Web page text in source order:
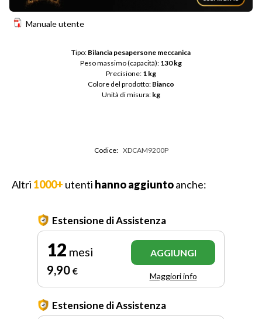
Manuale utente
Tipo: Bilancia pesapersone meccanica
Peso massimo (capacità): 130 kg
Precisione: 1 kg
Colore del prodotto: Bianco
Unità di misura: kg
Codice: XDCAM9200P
Altri 1000+ utenti hanno aggiuntoanche:
Estensione di Assistenza
12 mesi
9,90 €
AGGIUNGI
Maggiori info
Estensione di Assistenza